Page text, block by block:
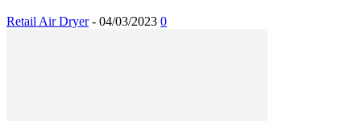
Retail Air Dryer - 04/03/2023 0